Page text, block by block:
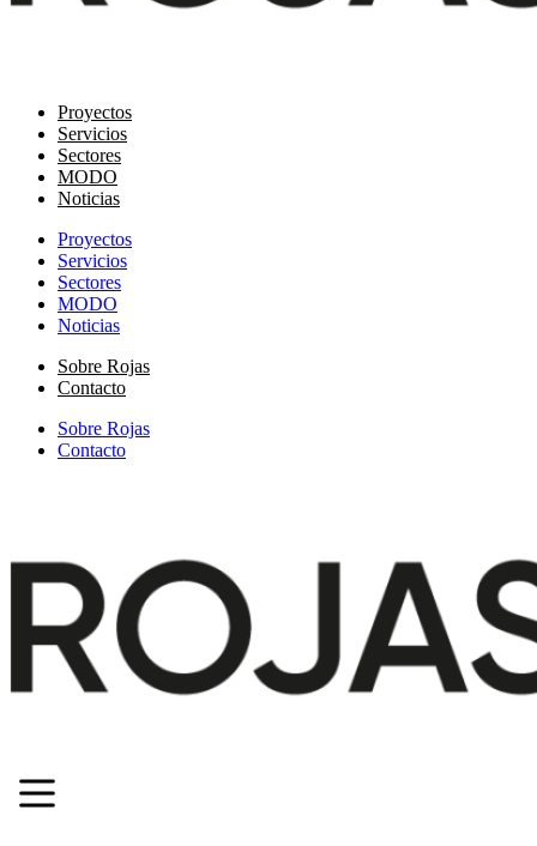
Proyectos
Servicios
Sectores
MODO
Noticias
Proyectos
Servicios
Sectores
MODO
Noticias
Sobre Rojas
Contacto
Sobre Rojas
Contacto